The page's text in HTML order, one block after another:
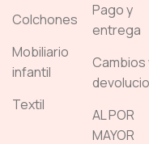
Colchones
Mobiliario
infantil
Textil
Pago y
entrega
Cambios
AL POR
MAYOR